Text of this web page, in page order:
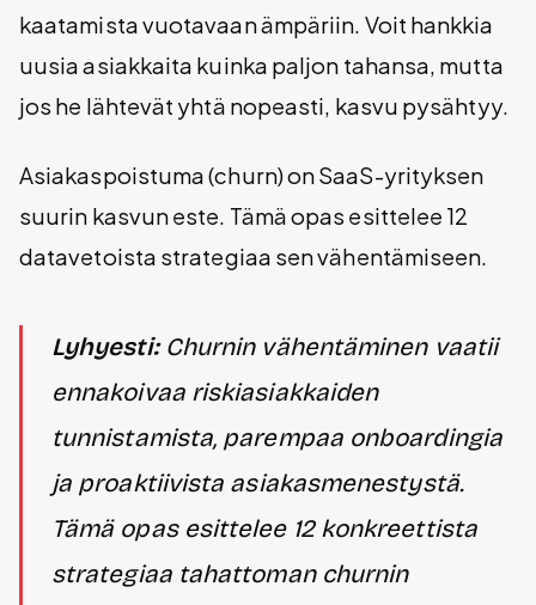
kaatamista vuotavaan ämpäriin. Voit hankkia
uusia asiakkaita kuinka paljon tahansa, mutta
jos he lähtevät yhtä nopeasti, kasvu pysähtyy.
Asiakaspoistuma (churn) on SaaS-yrityksen
suurin kasvun este. Tämä opas esittelee 12
datavetoista strategiaa sen vähentämiseen.
Lyhyesti:Churnin vähentäminen vaatii
ennakoivaa riskiasiakkaiden
tunnistamista, parempaa onboardingia
ja proaktiivista asiakasmenestystä.
Tämä opas esittelee 12 konkreettista
strategiaa tahattoman churnin